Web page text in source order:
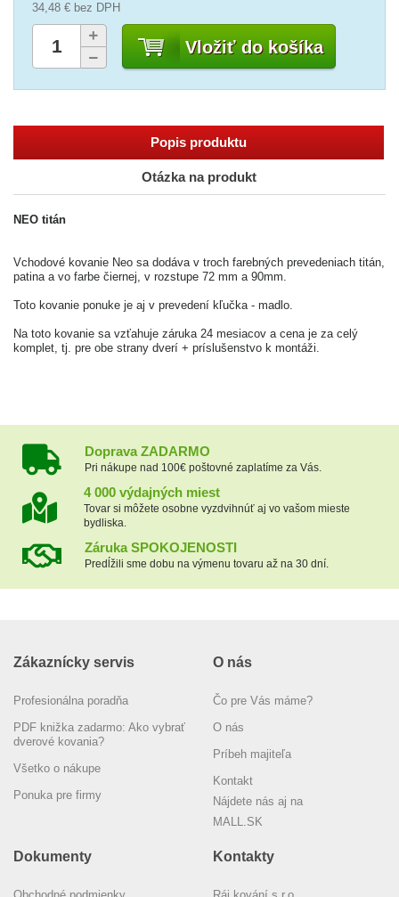
Vložiť do košíka
34,48 € bez DPH
Popis produktu
Otázka na produkt
NEO titán
Vchodové kovanie Neo sa dodáva v troch farebných prevedeniach titán,
patina a vo farbe čiernej, v rozstupe 72 mm a 90mm.
Toto kovanie ponuke je aj v prevedení kľučka - madlo.
Na toto kovanie sa vzťahuje záruka 24 mesiacov a cena je za celý
komplet, tj. pre obe strany dverí + príslušenstvo k montáži.
Doprava ZADARMO
Pri nákupe nad 100€ poštovné zaplatíme za Vás.
4 000 výdajných miest
Tovar si môžete osobne vyzdvihnúť aj vo vašom mieste
bydliska.
Záruka SPOKOJENOSTI
Predĺžili sme dobu na výmenu tovaru až na 30 dní.
Zákaznícky servis
Profesionálna poradňa
PDF knižka zadarmo: Ako vybrať
dverové kovania?
Všetko o nákupe
Ponuka pre firmy
O nás
Čo pre Vás máme?
O nás
Príbeh majiteľa
Kontakt
Nájdete nás aj na
MALL.SK
Dokumenty Kontakty